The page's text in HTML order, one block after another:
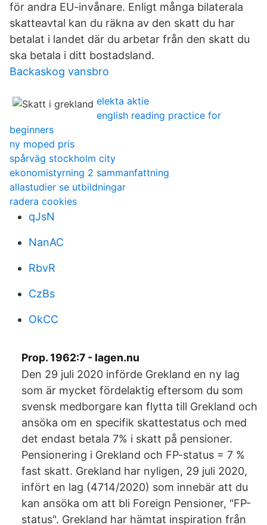
för andra EU-invånare. Enligt många bilaterala
skatteavtal kan du räkna av den skatt du har
betalat i landet där du arbetar från den skatt du
ska betala i ditt bostadsland.
Backaskog vansbro
elekta aktie
english reading practice for
beginners
ny moped pris
spårväg stockholm city
ekonomistyrning 2 sammanfattning
allastudier se utbildningar
radera cookies
qJsN
NanAC
RbvR
CzBs
OkCC
Prop. 1962:7 - lagen.nu
Den 29 juli 2020 införde Grekland en ny lag
som är mycket fördelaktig eftersom du som
svensk medborgare kan flytta till Grekland och
ansöka om en specifik skattestatus och med
det endast betala 7% i skatt på pensioner.
Pensionering i Grekland och FP-status = 7 %
fast skatt. Grekland har nyligen, 29 juli 2020,
infört en lag (4714/2020) som innebär att du
kan ansöka om att bli Foreign Pensioner, "FP-
status". Grekland har hämtat inspiration från